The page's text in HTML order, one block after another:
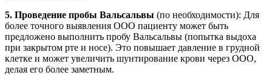
5. Проведение пробы Вальсальвы (по необходимости): Для
более точного выявления ООО пациенту может быть
предложено выполнить пробу Вальсальвы (попытка выдоха
при закрытом рте и носе). Это повышает давление в грудной
клетке и может увеличить шунтирование крови через ООО,
делая его более заметным.